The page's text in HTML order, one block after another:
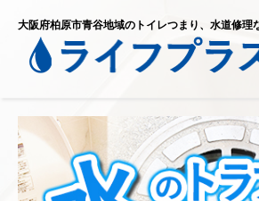
大阪府柏原市青谷地域のトイレつまり、水道修理